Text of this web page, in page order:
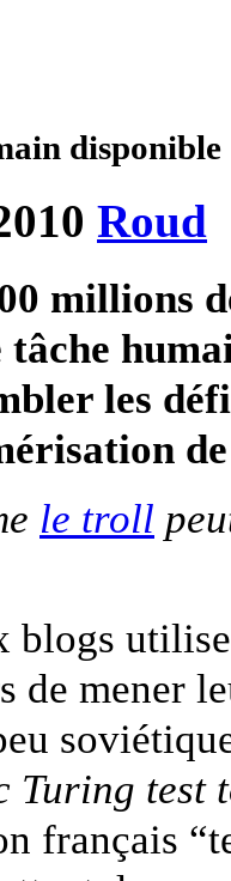
disponible
Roud
millions
les
le troll
blogs
de mener
Turing test
français